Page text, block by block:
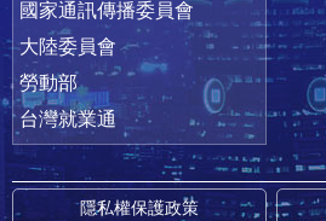
國家通訊傳播委員會
大陸委員會
勞動部
台灣就業通
隱私權保護政策